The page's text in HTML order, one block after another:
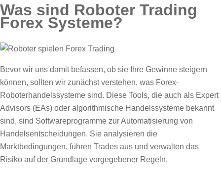
Was sind Roboter Trading
Forex Systeme?
Bevor wir uns damit befassen, ob sie Ihre Gewinne steigern
können, sollten wir zunächst verstehen, was Forex-
Roboterhandelssysteme sind. Diese Tools, die auch als Expert
Advisors (EAs) oder algorithmische Handelssysteme bekannt
sind, sind Softwareprogramme zur Automatisierung von
Handelsentscheidungen. Sie analysieren die
Marktbedingungen, führen Trades aus und verwalten das
Risiko auf der Grundlage vorgegebener Regeln.